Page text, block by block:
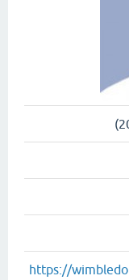
https://